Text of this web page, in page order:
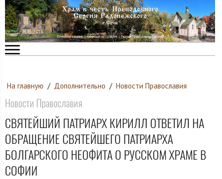
На главную / Дополнительно / Новости Православия
Новости Православия
СВЯТЕЙШИЙ ПАТРИАРХ КИРИЛЛ ОТВЕТИЛ НА
ОБРАЩЕНИЕ СВЯТЕЙШЕГО ПАТРИАРХА
БОЛГАРСКОГО НЕОФИТА О РУССКОМ ХРАМЕ В
СОФИИ